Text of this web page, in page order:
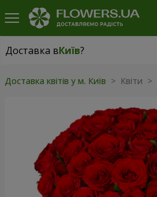
Доставка вКиїв?
Доставка вКиїв
Доставка квітів у м. Київ > Квіти >